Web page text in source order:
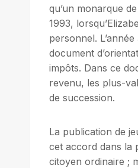
qu’un monarque
1993,
personnel.
document
impôts. Dans ce
revenu, les plus-
de succession.
La publication de
cet accord dans la
citoyen ordinaire ;